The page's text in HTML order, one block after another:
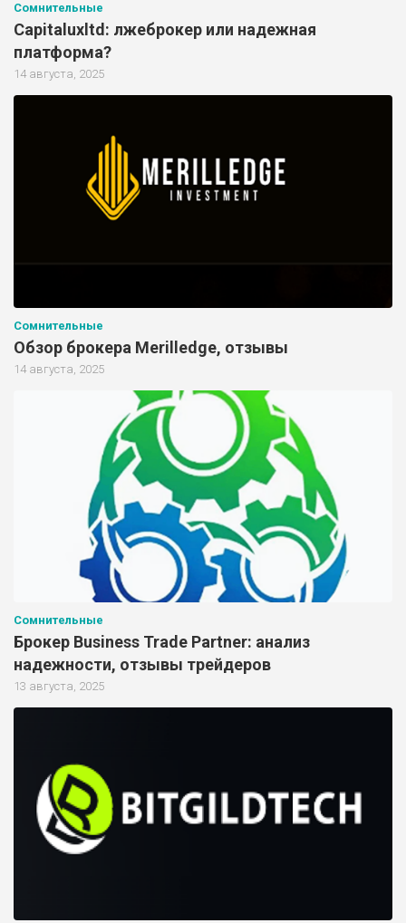
Сомнительные
Capitaluxltd: лжеброкер или надежная
платформа?
14 августа, 2025
Сомнительные
Обзор брокера Merilledge, отзывы
14 августа, 2025
Сомнительные
Брокер Business Trade Partner: анализ
надежности, отзывы трейдеров
13 августа, 2025